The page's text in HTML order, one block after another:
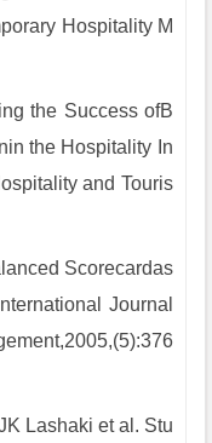
Hospitality M
the Success ofB
the Hospitality In
and Touris
Scorecardas
Journal
Lashaki et al. Stu